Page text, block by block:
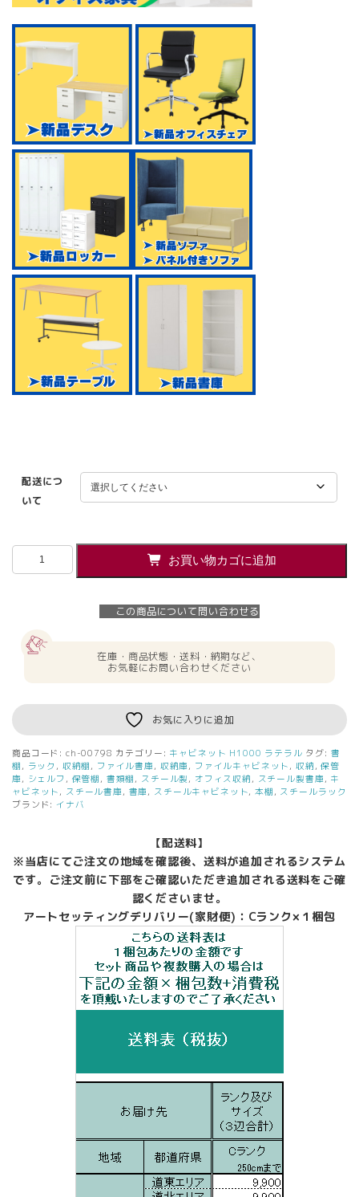
配送につ
いて
ラ
ビ
ネ
ト
W900
H1100
カ
き
ベ
ー
お買い物カゴに追加
この商品について問い合わせる
在庫・商品状態・送料・納期など、
お気軽にお問い合わせください
お気に入りに追加
商品コード: ch-00798 カテゴリー: キャビネット H1000 ラテラル タグ: 書
棚 , ラック , 収納棚 , ファイル書庫 , 収納庫 , ファイルキャビネット ,収納 ,保管
庫 , シェルフ , 保管棚 , 書類棚 , スチール製 , オフィス収納 , スチール製書庫 , キ
ャビネット , スチール書庫 , 書庫 , スチールキャビネット,本棚 , スチールラック
ブランド:イナバ
【配送料】
※当店にてご注文の地域を確認後、送料が追加されるシステム
です。ご注文前に下部をご確認いただき追加される送料をご確
認くださいませ。
アートセッティングデリバリー(家財便)：Cランク×１梱包